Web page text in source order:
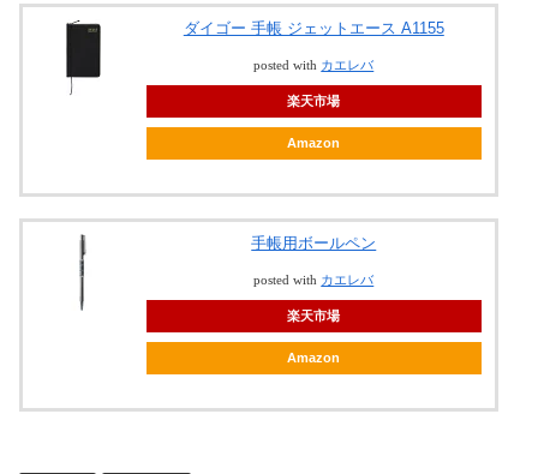
ダイゴー 手帳 ジェットエース A1155
posted with カエレバ
楽天市場
Amazon
手帳用ボールペン
posted with カエレバ
楽天市場
Amazon